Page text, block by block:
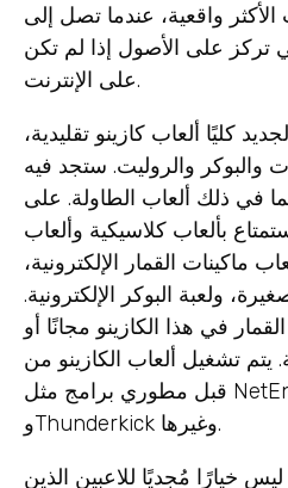
الأكثر واقعية، عندما تصل إلى
تركز على الأصول إذا لم تكن
على الإنترنت.
كليًا ألعاب كازينو تقليدية،
والبوكر والروليت. ستجد فيه
في ذلك ألعاب الطاولة. على
بألعاب كلاسيكية وألعاب
ماكينات القمار الإلكترونية،
ولعبة البوكر الإلكترونية.
في هذا الكازينو مجانًا أو
يتم تشغيل ألعاب الكازينو من
قبل مطوري برامج مثل NetEnt وNextgen
وThunderkick وغيرها.
ليس خيارًا مُجديًا للاعبين الذين